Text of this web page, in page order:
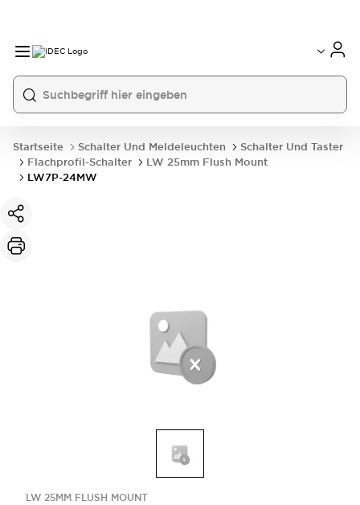
Startseite Schalter Und Meldeleuchten
Schalter Und Taster
Flachprofil-Schalter
LW 25mm Flush Mount
LW7P-24MW
LW 25MM FLUSH MOUNT